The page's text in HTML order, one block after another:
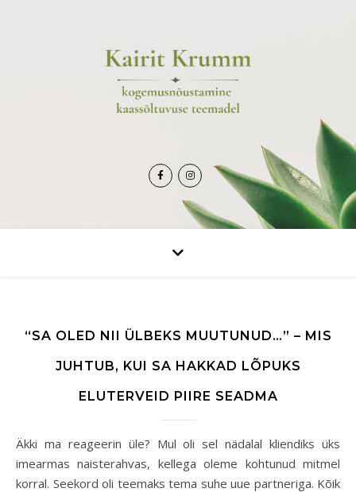
“SA OLED NII ÜLBEKS MUUTUNUD…” – MIS
JUHTUB, KUI SA HAKKAD LÕPUKS
ELUTERVEID PIIRE SEADMA
Äkki ma reageerin üle? Mul oli sel nädalal kliendiks üks
imearmas naisterahvas, kellega oleme kohtunud mitmel
korral. Seekord oli teemaks tema suhe uue partneriga. Kõik